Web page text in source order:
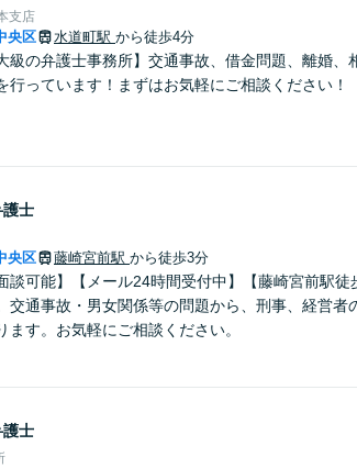
支店
央区 水道町駅 から徒歩4分
級の弁護士事務所】交通事故、借金問題、離婚
行っています！まずはお気軽にご相談ください！
護士
央区 藤崎宮前駅 から徒歩3分
談可能】【メール24時間受付中】【藤崎宮前駅
交通事故・男女関係等の問題から、刑事、経営者
ます。お気軽にご相談ください。
護士